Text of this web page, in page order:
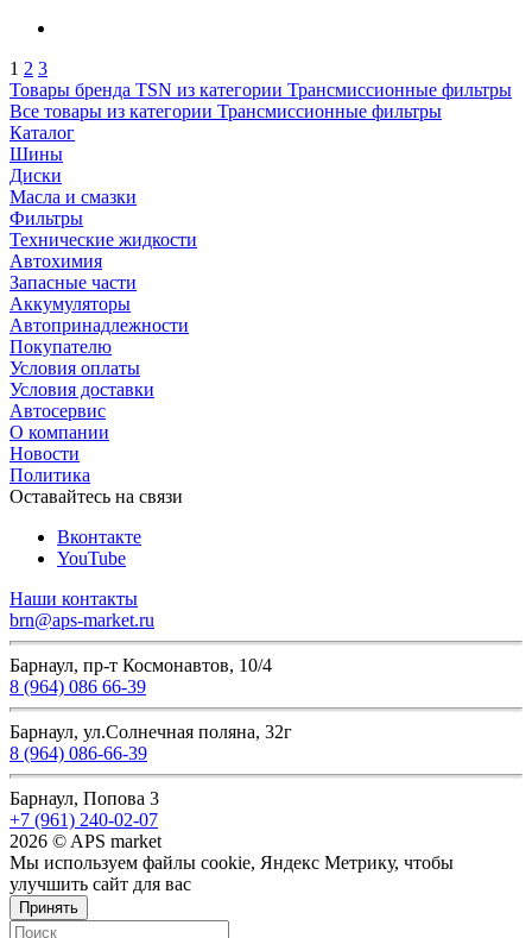
1 2 3
Товары бренда TSN из категории Трансмиссионные фильтры
Все товары из категории Трансмиссионные фильтры
Каталог
Шины
Диски
Масла и смазки
Фильтры
Технические жидкости
Автохимия
Запасные части
Аккумуляторы
Автопринадлежности
Покупателю
Условия оплаты
Условия доставки
Автосервис
О компании
Новости
Политика
Оставайтесь на связи
Вконтакте
YouTube
Наши контакты
brn@aps-market.ru
Барнаул, пр-т Космонавтов, 10/4
8 (964) 086 66-39
Барнаул, ул.Солнечная поляна, 32г
8 (964) 086-66-39
Барнаул, Попова 3
+7 (961) 240-02-07
2026 © APS market
Мы используем файлы cookie, Яндекс Метрику, чтобы
улучшить сайт для вас
Принять